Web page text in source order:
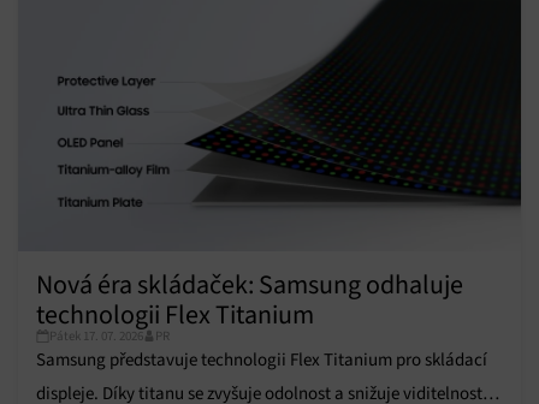
Nová éra skládaček: Samsung odhaluje
technologii Flex Titanium
Pátek 17. 07. 2026 PR
Samsung představuje technologii Flex Titanium pro skládací
displeje. Díky titanu se zvyšuje odolnost a snižuje viditelnost